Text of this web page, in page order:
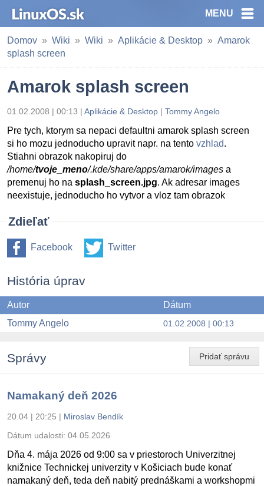
MENU
Domov Wiki Wiki Aplikácie & Desktop
Amarok
splash screen
Amarok splash screen
01.02.2008 | 00:13 | Aplikácie & Desktop | Tommy Angelo
Pre tych, ktorym sa nepaci defaultni amarok splash screen
si ho mozu jednoducho upravit napr. na tento vzhlad.
Stiahni obrazok nakopiruj do
/home/tvoje_meno/.kde/share/apps/amarok/images a
premenuj ho na splash_screen.jpg. Ak adresar images
neexistuje, jednoducho ho vytvor a vloz tam obrazok
Zdieľať
Facebook Twitter
História úprav
Autor
Dátum
Tommy Angelo
01.02.2008 | 00:13
Pridať správu
Správy
Namakaný deň 2026
20.04 | 20:25 | Miroslav Bendík
Dátum udalosti: 04.05.2026
Dňa 4. mája 2026 od 9:00 sa v priestoroch Univerzitnej
knižnice Technickej univerzity v Košiciach bude konať
namakaný deň, teda deň nabitý prednáškami a workshopmi